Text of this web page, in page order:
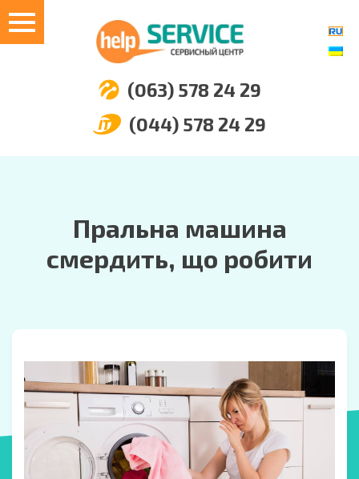
(063) 578 24 29
(044) 578 24 29
Пральна машина
смердить, що робити